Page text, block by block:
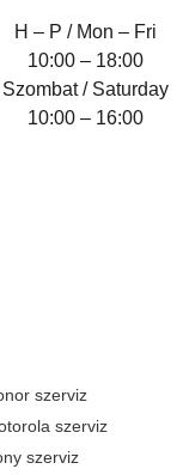
H – P / Mon – Fri
10:00 – 18:00
Szombat / Saturday
10:00 – 16:00
szerviz
szerviz
szerviz